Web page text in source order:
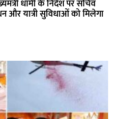
धामी के निर्देश पर सचिव
और यात्री सुविधाओं को मिलेगा